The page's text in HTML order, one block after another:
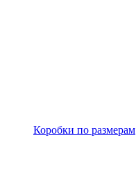
Коробки по размерам